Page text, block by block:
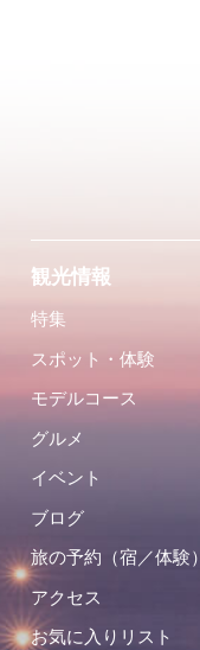
観光情報
特集
スポット・体験
モデルコース
グルメ
イベント
ブログ
旅の予約（宿／体験）
アクセス
お気に入りリスト